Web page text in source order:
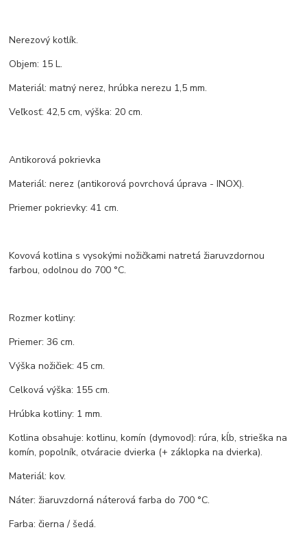
Nerezový kotlík.
Objem: 15 L.
Materiál: matný nerez, hrúbka nerezu 1,5 mm.
Veľkosť: 42,5 cm, výška: 20 cm.
Antikorová pokrievka
Materiál: nerez (antikorová povrchová úprava - INOX).
Priemer pokrievky: 41 cm.
Kovová kotlina s vysokými nožičkami natretá žiaruvzdornou
farbou, odolnou do 700 °C.
Rozmer kotliny:
Priemer: 36 cm.
Výška nožičiek: 45 cm.
Celková výška: 155 cm.
Hrúbka kotliny: 1 mm.
Kotlina obsahuje: kotlinu, komín (dymovod): rúra, kĺb, strieška na
komín, popolník, otváracie dvierka (+ záklopka na dvierka).
Materiál: kov.
Náter: žiaruvzdorná náterová farba do 700 °C.
Farba: čierna / šedá.